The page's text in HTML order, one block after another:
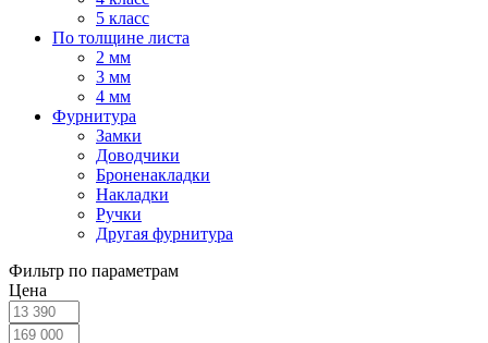
5 класс
По толщине листа
2 мм
3 мм
4 мм
Фурнитура
Замки
Доводчики
Броненакладки
Накладки
Ручки
Другая фурнитура
Фильтр по параметрам
Цена